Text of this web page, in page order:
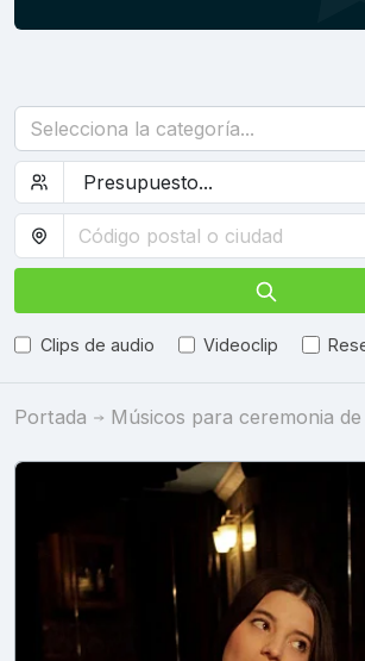
Selecciona la categoría...
Clips de audio Videoclip
Portada Músicos para ceremonia